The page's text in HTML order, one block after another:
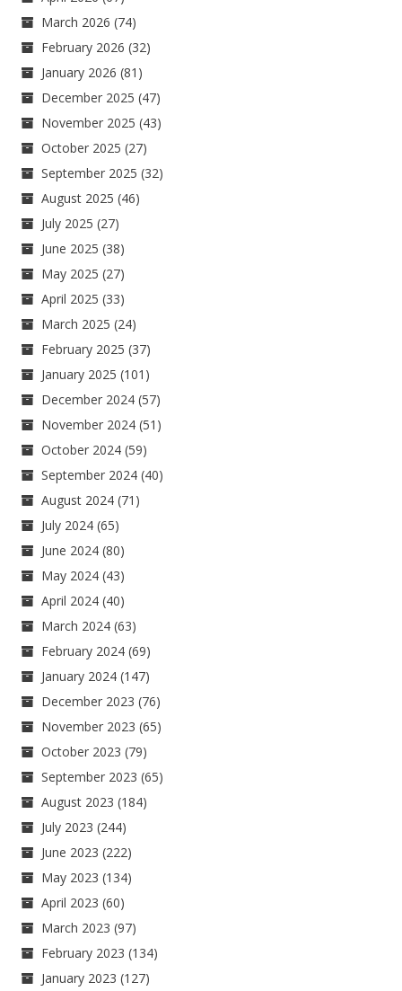
March 2026 (74)
February 2026 (32)
January 2026 (81)
December 2025 (47)
November 2025 (43)
October 2025 (27)
September 2025 (32)
August 2025 (46)
July 2025 (27)
June 2025 (38)
May 2025 (27)
April 2025 (33)
March 2025 (24)
February 2025 (37)
January 2025 (101)
December 2024 (57)
November 2024 (51)
October 2024 (59)
September 2024 (40)
August 2024 (71)
July 2024 (65)
June 2024 (80)
May 2024 (43)
April 2024 (40)
March 2024 (63)
February 2024 (69)
January 2024 (147)
December 2023 (76)
November 2023 (65)
October 2023 (79)
September 2023 (65)
August 2023 (184)
July 2023 (244)
June 2023 (222)
May 2023 (134)
April 2023 (60)
March 2023 (97)
February 2023 (134)
January 2023 (127)